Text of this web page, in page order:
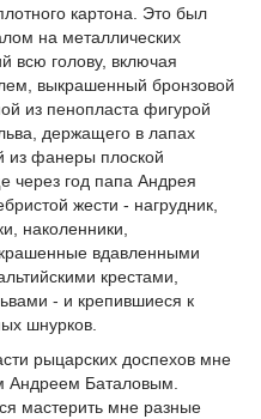
картона. Это был
на металлических
всю голову, включая
выкрашенный бронзовой
из пенопласта фигурой
держащего в лапах
из фанеры плоской
через год папа Андрея
жести - нагрудник,
наколенники,
вдавленными
крестами,
- и крепившиеся к
шнурков.
рыцарских доспехов мне
Андреем Баталовым.
мастерить мне разные